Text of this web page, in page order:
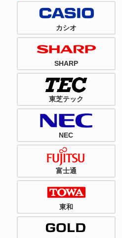
カシオ
SHARP
東芝テック
NEC
富士通
東和